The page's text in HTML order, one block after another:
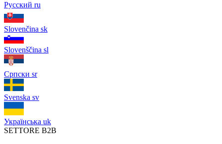
Русский ru
Slovenčina sk
Slovenščina sl
Српски sr
Svenska sv
Українська uk
SETTORE B2B